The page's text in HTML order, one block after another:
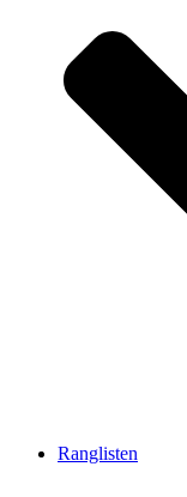
Ranglisten